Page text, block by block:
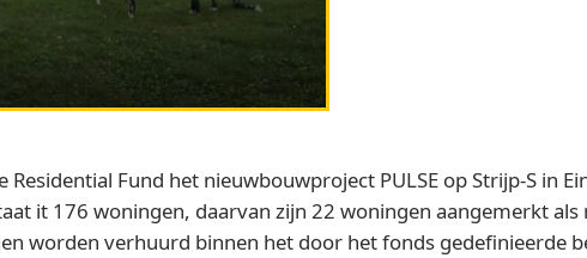
Fund het nieuwbouwproject PULSE op Strijp-S in
it 176 woningen, daarvan zijn 22 woningen aangemerkt
worden verhuurd binnen het door het fonds gedefinieerde